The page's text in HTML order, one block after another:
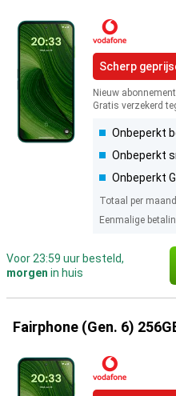
Scherp
Nieuw abonnement
Gratis verzekerd
Onbeperkt
Onbeperkt
Onbeperkt
Totaal per
Eenmalige
Voor 23:59 uur besteld,
morgen in huis
Fairphone (Gen. 6)